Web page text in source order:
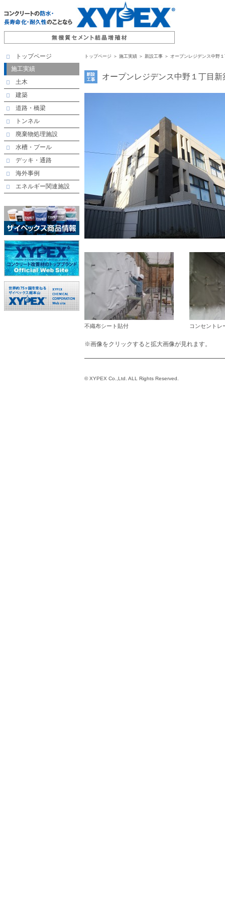
トップページ ＞ 施工実績 ＞ 新設工事 ＞ オープンレジデンス中野
オープンレジデンス中野１丁目新
不織布シート貼付 コンセントレ
※画像をクリックすると拡大画像が見れます。
トップページ
施工実績
土木
建築
道路・橋梁
トンネル
廃棄物処理施設
水槽・プール
デッキ・通路
海外事例
エネルギー関連施設
© XYPEX Co.,Ltd. ALL Rights Reserved.